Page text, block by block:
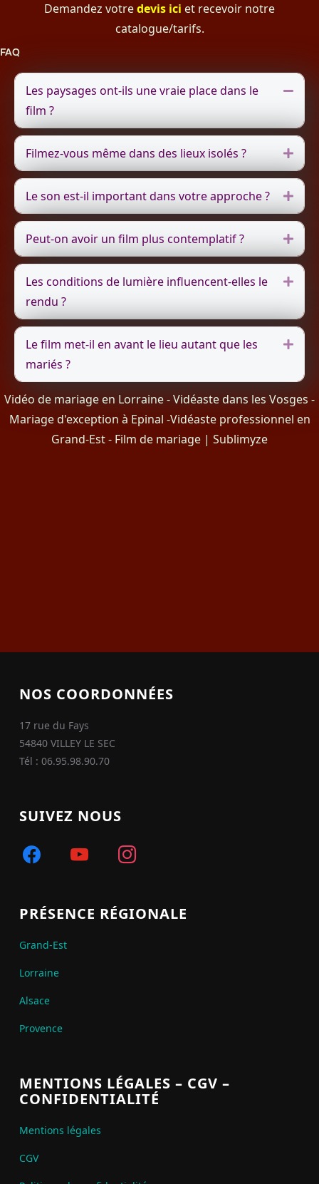
Demandez votredevis ici et recevoir notre
catalogue/tarifs.
FAQ
Les paysages ont-ils une vraie place dans le
film ?
Filmez-vous même dans des lieux isolés ?
Le son est-il important dans votre approche ?
Peut-on avoir un film plus contemplatif ?
Les conditions de lumière influencent-elles le
rendu ?
Le film met-il en avant le lieu autant que les
mariés ?
Vidéo de mariage en Lorraine-Vidéaste dans les Vosges -
Mariage d'exception à Epinal -Vidéaste professionnel en
Grand-Est- Film de mariage | Sublimyze
NOS COORDONNÉES
17 rue du Fays
54840 VILLEY LE SEC
Tél : 06.95.98.90.70
SUIVEZ NOUS
facebook instagram
PRÉSENCE RÉGIONALE
Grand-Est
Lorraine
Alsace
Provence
MENTIONS LÉGALES – CGV –
CONFIDENTIALITÉ
Mentions légales
CGV